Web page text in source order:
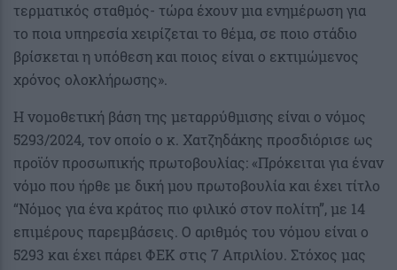
τερματικός σταθμός- τώρα έχουν μια ενημέρωση για
το ποια υπηρεσία χειρίζεται το θέμα, σε ποιο στάδιο
βρίσκεται η υπόθεση και ποιος είναι ο εκτιμώμενος
χρόνος ολοκλήρωσης».
Η νομοθετική βάση της μεταρρύθμισης είναι ο νόμος
5293/2024, τον οποίο ο κ. Χατζηδάκης προσδιόρισε ως
προϊόν προσωπικής πρωτοβουλίας: «Πρόκειται για έναν
νόμο που ήρθε με δική μου πρωτοβουλία και έχει τίτλο
“Νόμος για ένα κράτος πιο φιλικό στον πολίτη”, με 14
επιμέρους παρεμβάσεις. Ο αριθμός του νόμου είναι ο
5293 και έχει πάρει ΦΕΚ στις 7 Απριλίου. Στόχος μας